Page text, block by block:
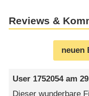
Reviews &
neuen
User 1752054am
Dieser wunderbare